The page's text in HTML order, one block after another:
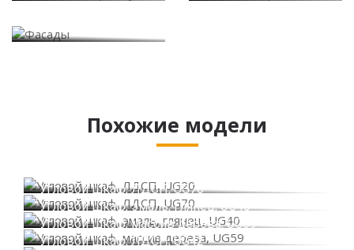
Похожие модели
Угловой шкаф, ЛДСП, UG70
Угловой шкаф, эмаль, глянец, UG40
Угловой шкаф, массив дерева, UG59
Угловой шкаф, ЛДСП, UG42